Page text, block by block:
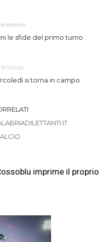
le sfide del primo turno
Articolo
si torna in campo
imprime il proprio